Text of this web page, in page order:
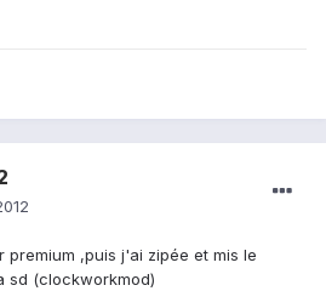
,puis j'ai zipée et mis le
sd (clockworkmod)